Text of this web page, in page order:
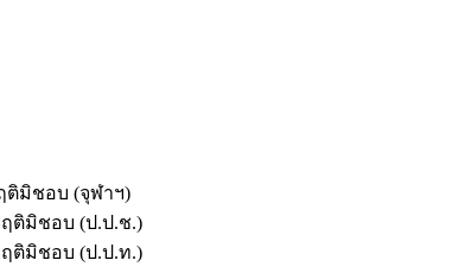
ติมิชอบ (จุฬาฯ)
ติมิชอบ (ป.ป.ช.)
ติมิชอบ (ป.ป.ท.)